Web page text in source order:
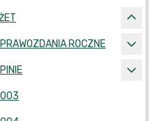
ROCZNE